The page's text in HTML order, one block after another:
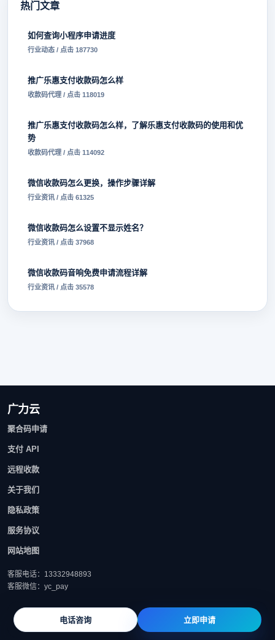
热门文章
如何查询小程序申请进度
行业动态 / 点击 187730
推广乐惠支付收款码怎么样
收款码代理 / 点击 118019
推广乐惠支付收款码怎么样，了解乐惠支付收款码的使用和优
势
收款码代理 / 点击 114092
微信收款码怎么更换，操作步骤详解
行业资讯 / 点击 61325
微信收款码怎么设置不显示姓名？
行业资讯 / 点击 37968
微信收款码音响免费申请流程详解
行业资讯 / 点击 35578
广力云
聚合码申请
支付 API
远程收款
关于我们
隐私政策
服务协议
网站地图
客服电话：13332948893
客服微信：yc_pay
电话咨询 立即申请